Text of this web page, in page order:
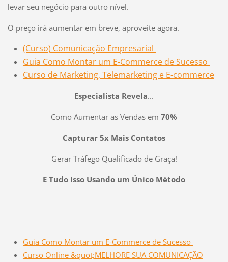
levar seu negócio para outro nível.
O preço irá aumentar em breve, aproveite agora.
(Curso) Comunicação Empresarial
Guia Como Montar um E-Commerce de Sucesso
Curso de Marketing, Telemarketing e E-commerce
Especialista Revela...
Como Aumentar as Vendas em 70%
Capturar 5x Mais Contatos
Gerar Tráfego Qualificado de Graça!
E Tudo Isso Usando um Único Método
Guia Como Montar um E-Commerce de Sucesso
Curso Online &quot;MELHORE SUA COMUNICAÇÃO